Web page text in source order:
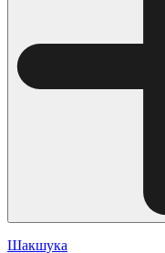
Шакшука